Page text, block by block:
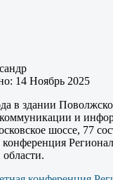
14 Ноябрь 2025
в здании
и
шоссе, 77
конференция